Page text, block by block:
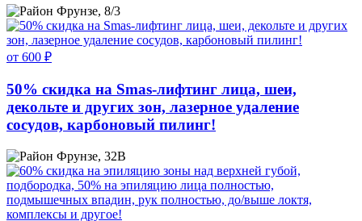
Фрунзе, 8/3
от 600 ₽
50% скидка на Smas-лифтинг лица, шеи,
декольте и других зон, лазерное удаление
сосудов, карбоновый пилинг!
Фрунзе, 32В